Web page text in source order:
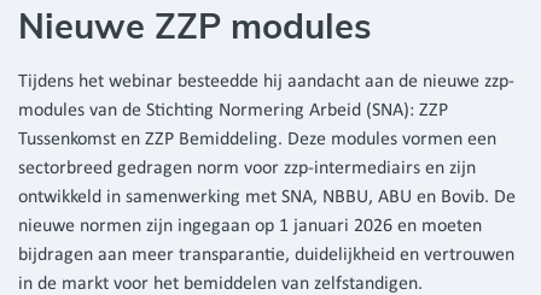
Nieuwe ZZP modules
Tijdens het webinar besteedde hij aandacht aan de nieuwe zzp-
modules van de Stichting Normering Arbeid (SNA): ZZP
Tussenkomst en ZZP Bemiddeling. Deze modules vormen een
sectorbreed gedragen norm voor zzp-intermediairs en zijn
ontwikkeld in samenwerking met SNA, NBBU, ABU en Bovib. De
nieuwe normen zijn ingegaan op 1 januari 2026 en moeten
bijdragen aan meer transparantie, duidelijkheid en vertrouwen
in de markt voor het bemiddelen van zelfstandigen.